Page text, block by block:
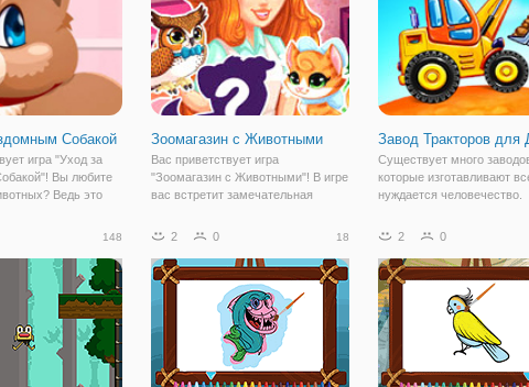
очень
любит проводить весело
Собакой
игра "Уход за
Вы любите
Ведь это
Сегодня мы
и очень
про
Зоомагазин с Животными
Вас приветствует игра
"Зоомагазин с Животными"! В игре
вас встретит замечательная
открыла свой собственный
продавать и покупать животных,
ведь она их очень
Завод Тракторов для
Существует много
которые изготавливают
нуждается человечество.
для Детей" один из таких
посетить и поучаствовать
рабочем процессе
148 2 0 18 2 0